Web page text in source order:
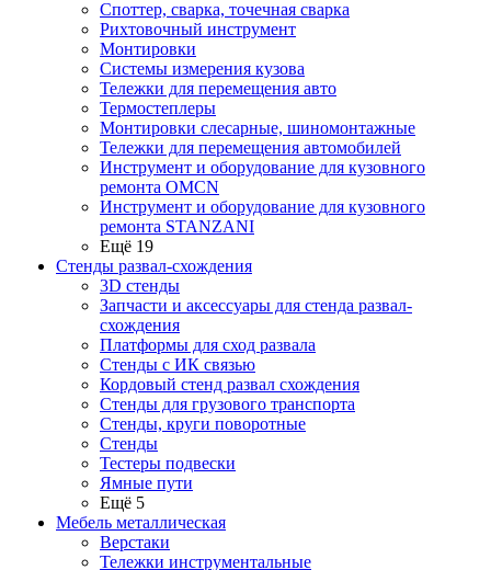
Споттер, сварка, точечная сварка
Рихтовочный инструмент
Монтировки
Системы измерения кузова
Тележки для перемещения авто
Термостеплеры
Монтировки слесарные, шиномонтажные
Тележки для перемещения автомобилей
Инструмент и оборудование для кузовного
ремонта OMCN
Инструмент и оборудование для кузовного
ремонта STANZANI
Ещё 19
Стенды развал-схождения
3D стенды
Запчасти и аксессуары для стенда развал-
схождения
Платформы для сход развала
Стенды с ИК связью
Кордовый стенд развал схождения
Стенды для грузового транспорта
Стенды, круги поворотные
Стенды
Тестеры подвески
Ямные пути
Ещё 5
Мебель металлическая
Верстаки
Тележки инструментальные